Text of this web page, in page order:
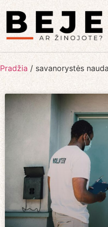
Pradžia / savanorystės